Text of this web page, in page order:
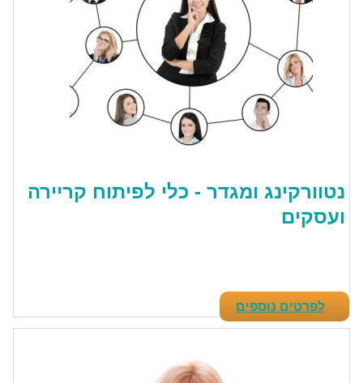
נטוורקינג ומגדר - כלי לפיתוח קריירה
ועסקים
לפרטים נוספים